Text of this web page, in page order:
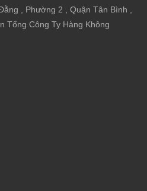
, Phường 2 , Quận Tân Bình ,
Tổng Công Ty Hàng Không